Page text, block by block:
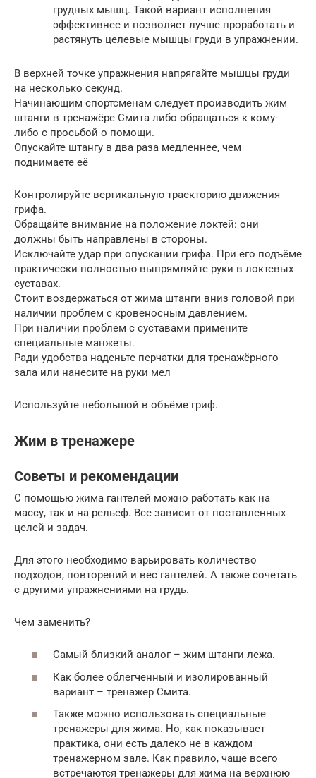
грудных мышц. Такой вариант исполнения
эффективнее и позволяет лучше проработать и
растянуть целевые мышцы груди в упражнении.
В верхней точке упражнения напрягайте мышцы груди
на несколько секунд.
Начинающим спортсменам следует производить жим
штанги в тренажёре Смита либо обращаться к кому-
либо с просьбой о помощи.
Опускайте штангу в два раза медленнее, чем
поднимаете её
Контролируйте вертикальную траекторию движения
грифа.
Обращайте внимание на положение локтей: они
должны быть направлены в стороны.
Исключайте удар при опускании грифа. При его подъёме
практически полностью выпрямляйте руки в локтевых
суставах.
Стоит воздержаться от жима штанги вниз головой при
наличии проблем с кровеносным давлением.
При наличии проблем с суставами примените
специальные манжеты.
Ради удобства наденьте перчатки для тренажёрного
зала или нанесите на руки мел
Используйте небольшой в объёме гриф.
Жим в тренажере
Советы и рекомендации
С помощью жима гантелей можно работать как на
массу, так и на рельеф. Все зависит от поставленных
целей и задач.
Для этого необходимо варьировать количество
подходов, повторений и вес гантелей. А также сочетать
с другими упражнениями на грудь.
Чем заменить?
Самый близкий аналог – жим штанги лежа.
Как более облегченный и изолированный
вариант – тренажер Смита.
Также можно использовать специальные
тренажеры для жима. Но, как показывает
практика, они есть далеко не в каждом
тренажерном зале. Как правило, чаще всего
встречаются тренажеры для жима на верхнюю